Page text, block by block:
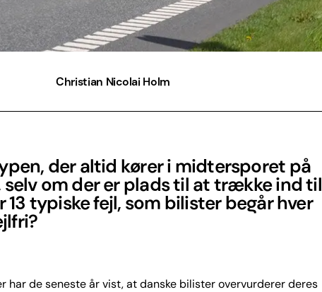
Christian Nicolai Holm
der altid kører i midtersporet på
selv om der er plads til at trække ind til
13 typiske fejl, som bilister begår hver
har de seneste år vist, at danske bilister overvurderer deres